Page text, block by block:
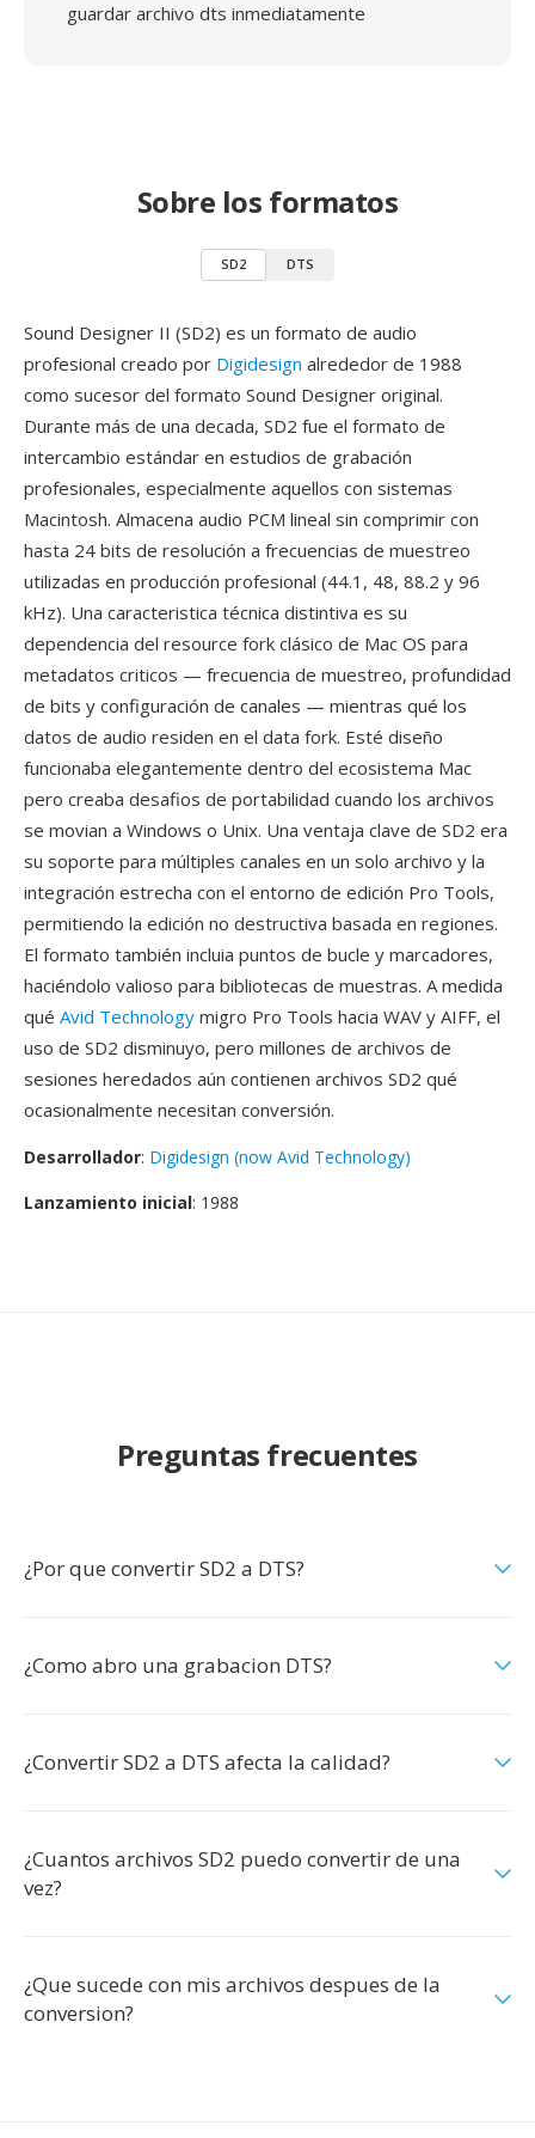
guardar archivo dts inmediatamente
Sobre los formatos
SD2 DTS
Sound Designer II (SD2) es un formato de audio
profesional creado por Digidesign alrededor de 1988
como sucesor del formato Sound Designer original.
Durante más de una decada, SD2 fue el formato de
intercambio estándar en estudios de grabación
profesionales, especialmente aquellos con sistemas
Macintosh. Almacena audio PCM lineal sin comprimir con
hasta 24 bits de resolución a frecuencias de muestreo
utilizadas en producción profesional (44.1, 48, 88.2 y 96
kHz). Una caracteristica técnica distintiva es su
dependencia del resource fork clásico de Mac OS para
metadatos criticos — frecuencia de muestreo, profundidad
de bits y configuración de canales — mientras qué los
datos de audio residen en el data fork. Esté diseño
funcionaba elegantemente dentro del ecosistema Mac
pero creaba desafios de portabilidad cuando los archivos
se movian a Windows o Unix. Una ventaja clave de SD2 era
su soporte para múltiples canales en un solo archivo y la
integración estrecha con el entorno de edición Pro Tools,
permitiendo la edición no destructiva basada en regiones.
El formato también incluia puntos de bucle y marcadores,
haciéndolo valioso para bibliotecas de muestras. A medida
qué Avid Technology migro Pro Tools hacia WAV y AIFF, el
uso de SD2 disminuyo, pero millones de archivos de
sesiones heredados aún contienen archivos SD2 qué
ocasionalmente necesitan conversión.
Desarrollador: Digidesign (now Avid Technology)
Lanzamiento inicial: 1988
Preguntas frecuentes
¿Por que convertir SD2 a DTS?
¿Como abro una grabacion DTS?
¿Convertir SD2 a DTS afecta la calidad?
¿Cuantos archivos SD2 puedo convertir de una
vez?
¿Que sucede con mis archivos despues de la
conversion?